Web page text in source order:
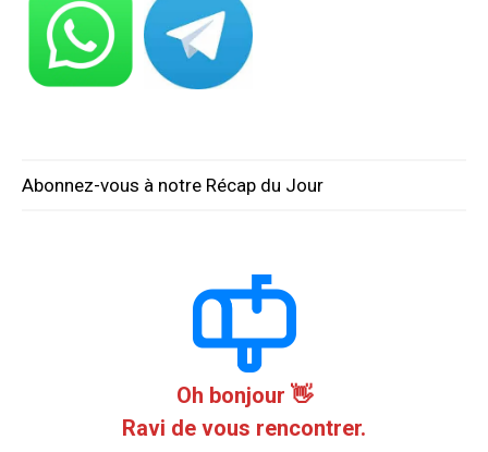
Abonnez-vous à notre Récap du Jour
Oh bonjour 👋
Ravi de vous rencontrer.